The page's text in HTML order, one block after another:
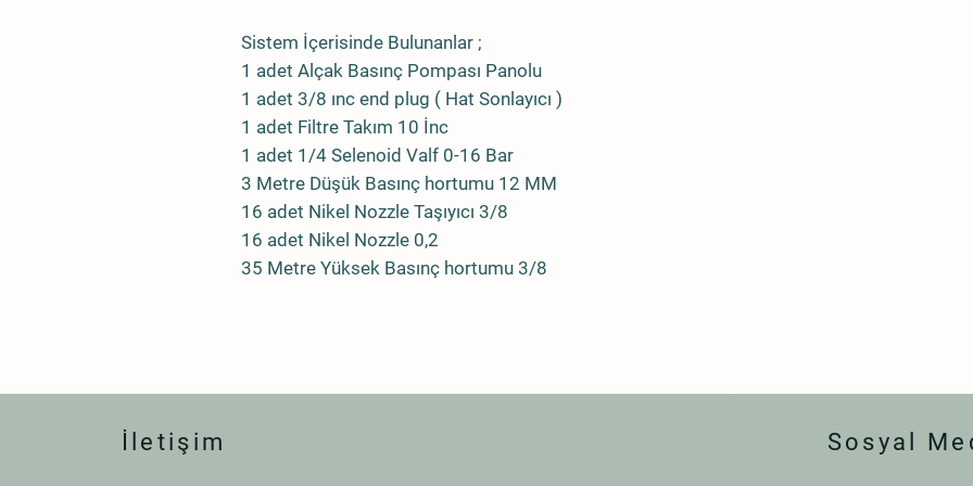
Sistem İçerisinde Bulunanlar ;
1 adet Alçak Basınç Pompası Panolu
1 adet 3/8 ınc end plug ( Hat Sonlayıcı )
1 adet Filtre Takım 10 İnc
1 adet 1/4 Selenoid Valf 0-16 Bar
3 Metre Düşük Basınç hortumu 12 MM
16 adet Nikel Nozzle Taşıyıcı 3/8
16 adet Nikel Nozzle 0,2
35 Metre Yüksek Basınç hortumu 3/8
İletişim Sosyal